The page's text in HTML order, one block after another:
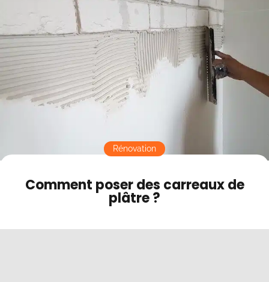
Contact
Mode sombre
Comment poser des carreaux de
plâtre ?
Rénovation